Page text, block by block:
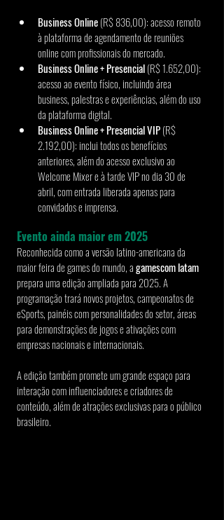
Business Online (R$ 836,00): acesso remoto
à plataforma de agendamento de reuniões
online com profissionais do mercado.
Business Online + Presencial (R$ 1.652,00):
acesso ao evento físico, incluindo área
business, palestras e experiências, além do uso
da plataforma digital.
Business Online + Presencial VIP (R$
2.192,00): inclui todos os benefícios
anteriores, além do acesso exclusivo ao
Welcome Mixer e à tarde VIP no dia 30 de
abril, com entrada liberada apenas para
convidados e imprensa.
Evento ainda maior em 2025
Reconhecida como a versão latino-americana da
maior feira de games do mundo, a gamescom latam
prepara uma edição ampliada para 2025. A
programação trará novos projetos, campeonatos de
eSports, painéis com personalidades do setor, áreas
para demonstrações de jogos e ativações com
empresas nacionais e internacionais.
A edição também promete um grande espaço para
interação com influenciadores e criadores de
conteúdo, além de atrações exclusivas para o público
brasileiro.